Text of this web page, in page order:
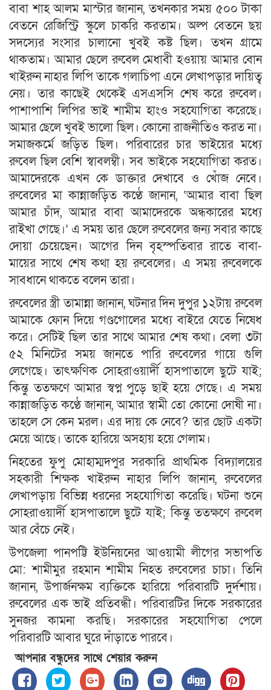
বাবা শাহ আলম মাস্টার জানান, তখনকার সময় ৫০০ টাকা
বেতনে রেজিস্ট্রি স্কুলে চাকরি করতাম। অল্প বেতনে ছয়
সদস্যের সংসার চালানো খুবই কষ্ট ছিল। তখন গ্রামে
থাকতাম। আমার ছেলে রুবেল মেধাবী হওয়ায় আমার বোন
খাইরুন নাহার লিপি তাকে গলাচিপা এনে লেখাপড়ার দায়িত্ব
নেয়। তার কাছেই থেকেই এসএসসি শেষ করে রুবেল।
পাশাপাশি লিপির ভাই শামীম হাংও সহযোগিতা করেছে।
আমার ছেলে খুবই ভালো ছিল। কোনো রাজনীতিও করত না।
সমাজকর্মে জড়িত ছিল। পরিবারের চার ভাইয়ের মধ্যে
রুবেল ছিল বেশি স্বাবলম্বী। সব ভাইকে সহযোগিতা করত।
আমাদেরকে এখন কে ডাক্তার দেখাবে ও খোঁজ নেবে।
রুবেলের মা কান্নাজড়িত কণ্ঠে জানান, ‘আমার বাবা ছিল
আমার চাঁদ, আমার বাবা আমাদেরকে অন্ধকারের মধ্যে
রাইখা গেছে।’ এ সময় তার ছেলে রুবেলের জন্য সবার কাছে
দোয়া চেয়েছেন। আগের দিন বৃহস্পতিবার রাতে বাবা-
মায়ের সাথে শেষ কথা হয় রুবেলের। এ সময় রুবেলকে
সাবধানে থাকতে বলেন তারা।
রুবেলের স্ত্রী তামান্না জানান, ঘটনার দিন দুপুর ১২টায় রুবেল
আমাকে ফোন দিয়ে গণ্ডগোলের মধ্যে বাইরে যেতে নিষেধ
করে। সেটিই ছিল তার সাথে আমার শেষ কথা। বেলা ৩টা
৫২ মিনিটের সময় জানতে পারি রুবেলের গায়ে গুলি
লেগেছে। তাৎক্ষণিক সোহরাওয়ার্দী হাসপাতালে ছুটে যাই;
কিন্তু ততক্ষণে আমার স্বপ্ন পুড়ে ছাই হয়ে গেছে। এ সময়
কান্নাজড়িত কণ্ঠে জানান, আমার স্বামী তো কোনো দোষী না।
তাহলে সে কেন মরল। এর দায় কে নেবে? তার ছোট একটা
মেয়ে আছে। তাকে হারিয়ে অসহায় হয়ে গেলাম।
নিহতের ফুপু মোহাম্মদপুর সরকারি প্রাথমিক বিদ্যালয়ের
সহকারী শিক্ষক খাইরুন নাহার লিপি জানান, রুবেলের
লেখাপড়ায় বিভিন্ন ধরনের সহযোগিতা করেছি। ঘটনা শুনে
সোহরাওয়ার্দী হাসপাতালে ছুটে যাই; কিন্তু ততক্ষণে রুবেল
আর বেঁচে নেই।
উপজেলা পানপট্টি ইউনিয়নের আওয়ামী লীগের সভাপতি
মো: শামীমুর রহমান শামীম নিহত রুবেলের চাচা। তিনি
জানান, উপার্জনক্ষম ব্যক্তিকে হারিয়ে পরিবারটি দুর্দশায়।
রুবেলের এক ভাই প্রতিবন্ধী। পরিবারটির দিকে সরকারের
সুনজর কামনা করছি। সরকারের সহযোগিতা পেলে
পরিবারটি আবার ঘুরে দাঁড়াতে পারবে।
আপনার বন্ধুদের সাথে শেয়ার করুন